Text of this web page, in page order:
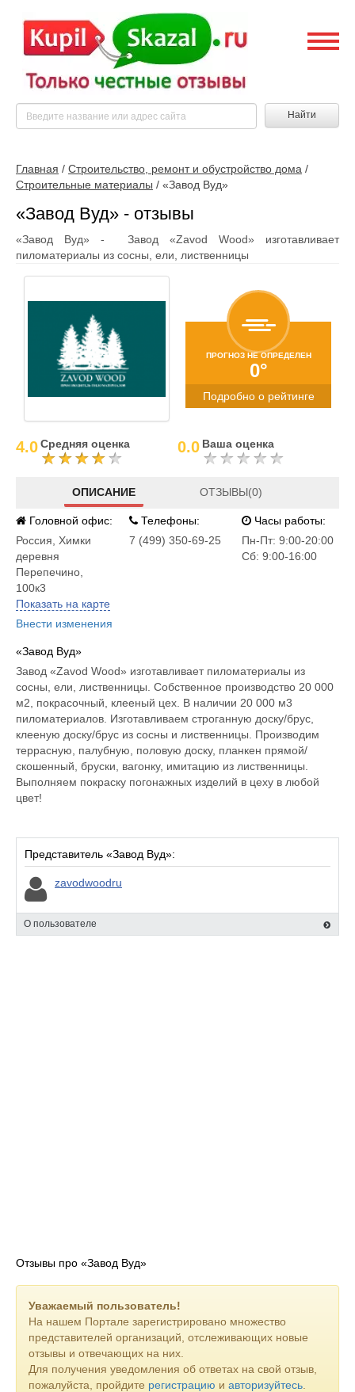
Найти
Главная / Строительство, ремонт и обустройство дома /
Строительные материалы / «Завод Вуд»
«Завод Вуд» - отзывы
«Завод Вуд» - Завод «Zavod Wood» изготавливает
пиломатериалы из сосны, ели, лиственницы
ПРОГНОЗ НЕ ОПРЕДЕЛЕН
0°
Подробно о рейтинге
4.0Средняя оценка 0.0 Ваша оценка
ОПИСАНИЕ ОТЗЫВЫ(0)
Головной офис:
Россия
Химки
деревня
Перепечино,
100к3
Показать на карте
Внести изменения
Телефоны:
7 (499) 350-69-25
Часы работы:
Пн-Пт: 9:00-20:00
Сб: 9:00-16:00
«Завод Вуд»
Завод «Zavod Wood» изготавливает пиломатериалы из
сосны, ели, лиственницы. Собственное производство 20 000
м2, покрасочный, клееный цех. В наличии 20 000 м3
пиломатериалов. Изготавливаем строганную доску/брус,
клееную доску/брус из сосны и лиственницы. Производим
террасную, палубную, половую доску, планкен прямой/
скошенный, бруски, вагонку, имитацию из лиственницы.
Выполняем покраску погонажных изделий в цеху в любой
цвет!
Представитель «Завод Вуд»:
zavodwoodru
О пользователе
Отзывы про «Завод Вуд»
Уважаемый пользователь!
На нашем Портале зарегистрировано множество
представителей организаций, отслеживающих новые
отзывы и отвечающих на них.
Для получения уведомления об ответах на свой отзыв,
пожалуйста, пройдите регистрацию и авторизуйтесь